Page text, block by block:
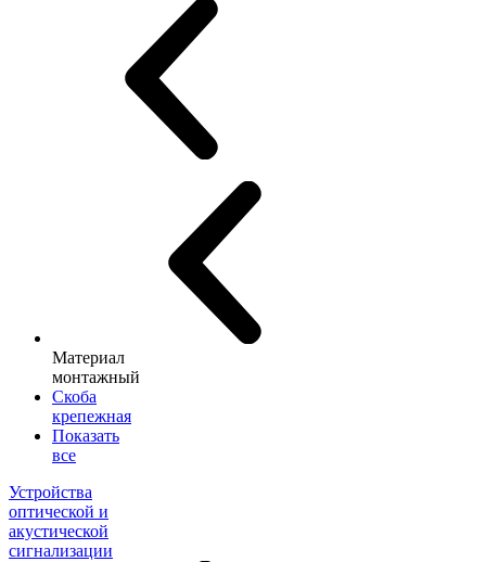
Материал
монтажный
Скоба
крепежная
Показать
все
Устройства
оптической и
акустической
сигнализации